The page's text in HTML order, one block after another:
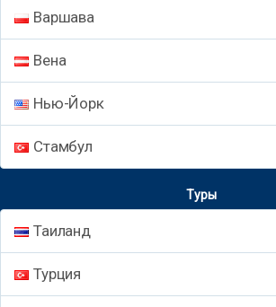
Варшава
Вена
Нью-Йорк
Стамбул
Туры
Таиланд
Турция